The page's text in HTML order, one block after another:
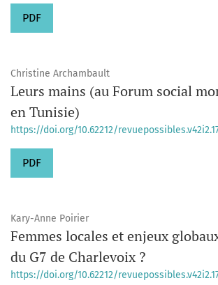
PDF
Christine Archambault
Leurs mains (au Forum social
en Tunisie)
https://doi.org/10.62212/
PDF
Kary-Anne Poirier
Femmes locales et enjeux
du G7 de Charlevoix ?
https://doi.org/10.62212/